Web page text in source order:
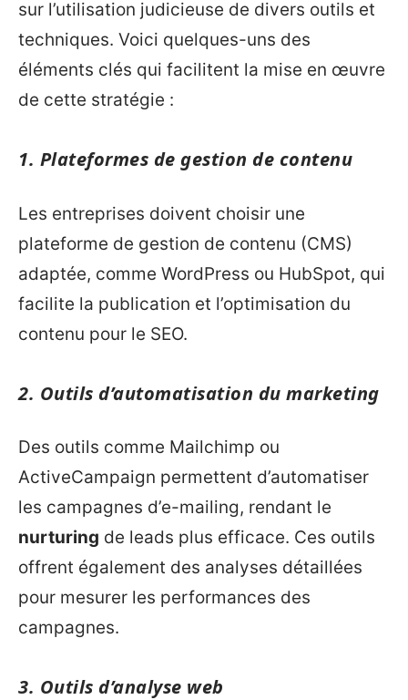
sur l’utilisation judicieuse de divers outils et
techniques. Voici quelques-uns des
éléments clés qui facilitent la mise en œuvre
de cette stratégie :
1. Plateformes de gestion de contenu
Les entreprises doivent choisir une
plateforme de gestion de contenu (CMS)
adaptée, comme WordPress ou HubSpot, qui
facilite la publication et l’optimisation du
contenu pour le SEO.
2. Outils d’automatisation du marketing
Des outils comme Mailchimp ou
ActiveCampaign permettent d’automatiser
les campagnes d’e-mailing, rendant le
nurturing de leads plus efficace. Ces outils
offrent également des analyses détaillées
pour mesurer les performances des
campagnes.
3. Outils d’analyse web